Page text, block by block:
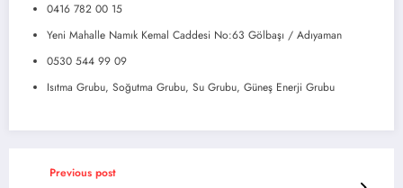
0416 782 00 15
Yeni Mahalle Namık Kemal Caddesi No:63 Gölbaşı / Adıyaman
0530 544 99 09
Isıtma Grubu, Soğutma Grubu, Su Grubu, Güneş Enerji Grubu
Previous post